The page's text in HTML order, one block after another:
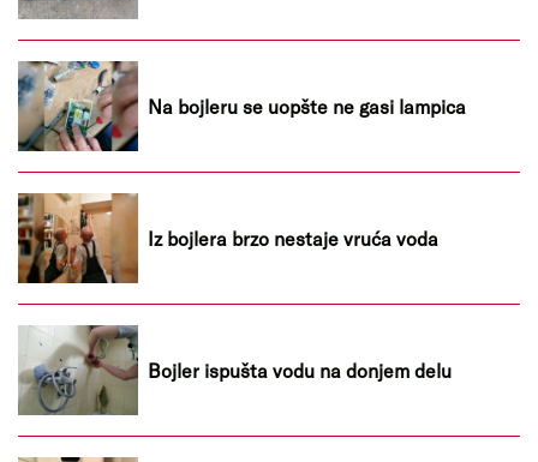
Na bojleru se uopšte ne gasi lampica
Iz bojlera brzo nestaje vruća voda
Bojler ispušta vodu na donjem delu